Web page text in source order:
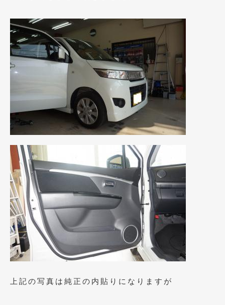
上記の写真は純正の内貼りになりますが